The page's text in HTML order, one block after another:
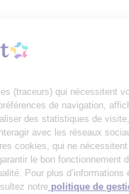
utilise des cookies
mémoriser vos préférences
personnalisé, réaliser des
publicitaires et interagir
également d’autres
préalable, pour garantir le
un service de qualité. Pour
partenaires, consultez notre